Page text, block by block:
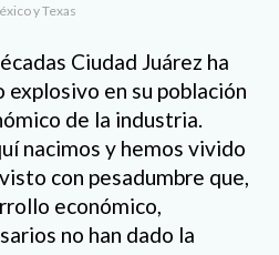
y Texas
Ciudad Juárez ha
en su población
de la industria.
nacimos y hemos vivido
con pesadumbre que,
económico,
no han dado la